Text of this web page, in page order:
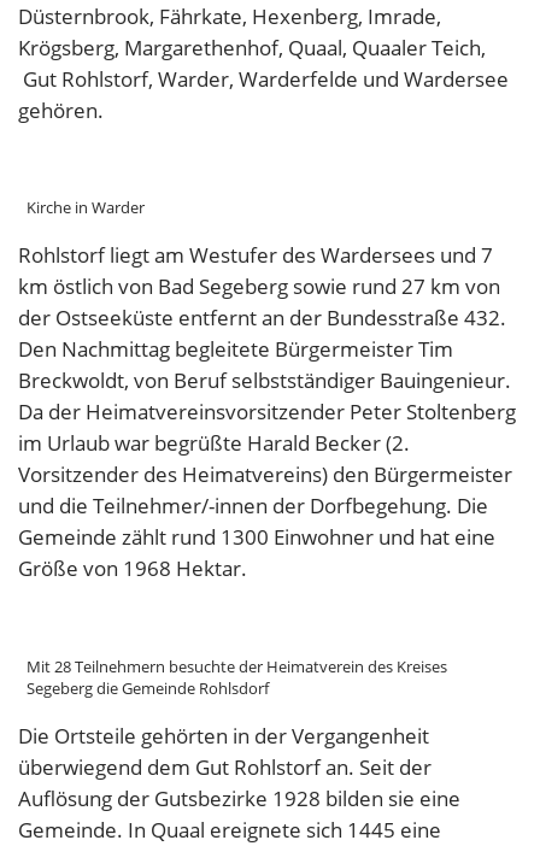
Düsternbrook, Fährkate, Hexenberg, Imrade,
Krögsberg, Margarethenhof, Quaal, Quaaler Teich,
Gut Rohlstorf, Warder, Warderfelde und Wardersee
gehören.
Kirche in Warder
Rohlstorf liegt am Westufer des Wardersees und 7
km östlich von Bad Segeberg sowie rund 27 km von
der Ostseeküste entfernt an der Bundesstraße 432.
Den Nachmittag begleitete Bürgermeister Tim
Breckwoldt, von Beruf selbstständiger Bauingenieur.
Da der Heimatvereinsvorsitzender Peter Stoltenberg
im Urlaub war begrüßte Harald Becker (2.
Vorsitzender des Heimatvereins) den Bürgermeister
und die Teilnehmer/-innen der Dorfbegehung. Die
Gemeinde zählt rund 1300 Einwohner und hat eine
Größe von 1968 Hektar.
Mit 28 Teilnehmern besuchte der Heimatverein des Kreises
Segeberg die Gemeinde Rohlsdorf
Die Ortsteile gehörten in der Vergangenheit
überwiegend dem Gut Rohlstorf an. Seit der
Auflösung der Gutsbezirke 1928 bilden sie eine
Gemeinde. In Quaal ereignete sich 1445 eine